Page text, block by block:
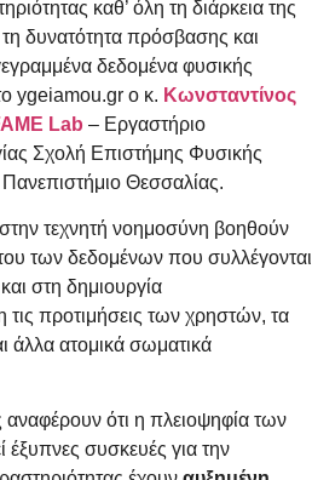
καθ’ όλη τη διάρκεια της
δυνατότητα πρόσβασης και
δεδομένα φυσικής
ygeiamou.gr o κ. Κωνσταντίνος
Lab – Εργαστήριο
Σχολή Επιστήμης Φυσικής
Θεσσαλίας.
τεχνητή νοημοσύνη βοηθούν
των δεδομένων που συλλέγονται
στη δημιουργία
προτιμήσεις των χρηστών, τα
άλλα ατομικά σωματικά
ότι η πλειοψηφία των
έξυπνες συσκευές για την